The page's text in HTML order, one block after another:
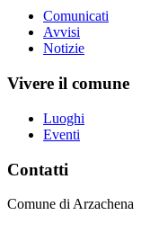
Comunicati
Avvisi
Notizie
Vivere il comune
Luoghi
Eventi
Contatti
Comune di Arzachena